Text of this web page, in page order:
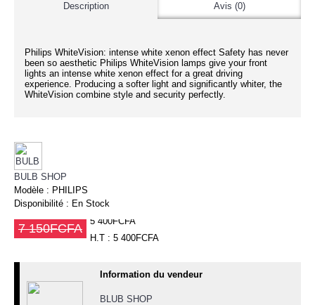
Description Avis (0)
Philips WhiteVision: intense white xenon effect Safety has never
been so aesthetic Philips WhiteVision lamps give your front
lights an intense white xenon effect for a great driving
experience. Producing a softer light and significantly whiter, the
WhiteVision combine style and security perfectly.
BULB SHOP
Modèle : PHILIPS
Disponibilité : En Stock
7 150FCFA
5 400FCFA
H.T : 5 400FCFA
Information du vendeur
BLUB SHOP